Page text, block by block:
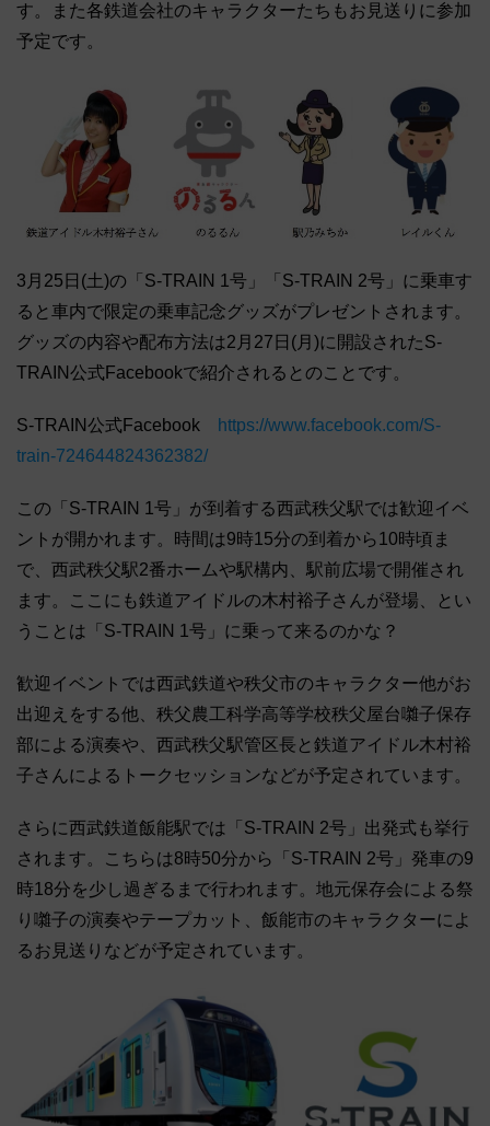
す。また各鉄道会社のキャラクターたちもお見送りに参加
予定です。
3月25日(土)の「S-TRAIN 1号」「S-TRAIN 2号」に乗車す
ると車内で限定の乗車記念グッズがプレゼントされます。
グッズの内容や配布方法は2月27日(月)に開設されたS-
TRAIN公式Facebookで紹介されるとのことです。
S-TRAIN公式Facebook
https://www.facebook.com/S-
train-724644824362382/
この「S-TRAIN 1号」が到着する西武秩父駅では歓迎イベ
ントが開かれます。時間は9時15分の到着から10時頃ま
で、西武秩父駅2番ホームや駅構内、駅前広場で開催され
ます。ここにも鉄道アイドルの木村裕子さんが登場、とい
うことは「S-TRAIN 1号」に乗って来るのかな？
歓迎イベントでは西武鉄道や秩父市のキャラクター他がお
出迎えをする他、秩父農工科学高等学校秩父屋台囃子保存
部による演奏や、西武秩父駅管区長と鉄道アイドル木村裕
子さんによるトークセッションなどが予定されています。
さらに西武鉄道飯能駅では「S-TRAIN 2号」出発式も挙行
されます。こちらは8時50分から「S-TRAIN 2号」発車の9
時18分を少し過ぎるまで行われます。地元保存会による祭
り囃子の演奏やテープカット、飯能市のキャラクターによ
るお見送りなどが予定されています。